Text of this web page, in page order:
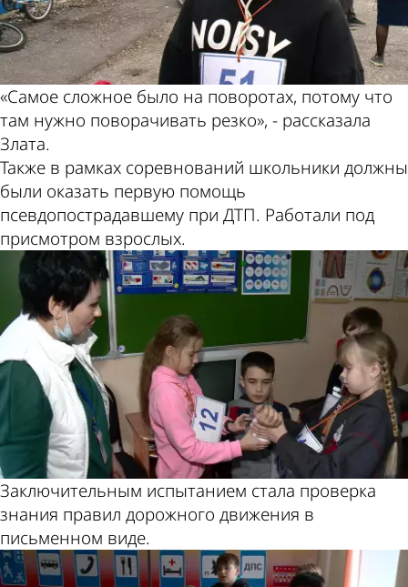
«Самое сложное было на поворотах, потому что
там нужно поворачивать резко», - рассказала
Злата.
Также в рамках соревнований школьники должны
были оказать первую помощь
псевдопострадавшему при ДТП. Работали под
присмотром взрослых.
Заключительным испытанием стала проверка
знания правил дорожного движения в
письменном виде.